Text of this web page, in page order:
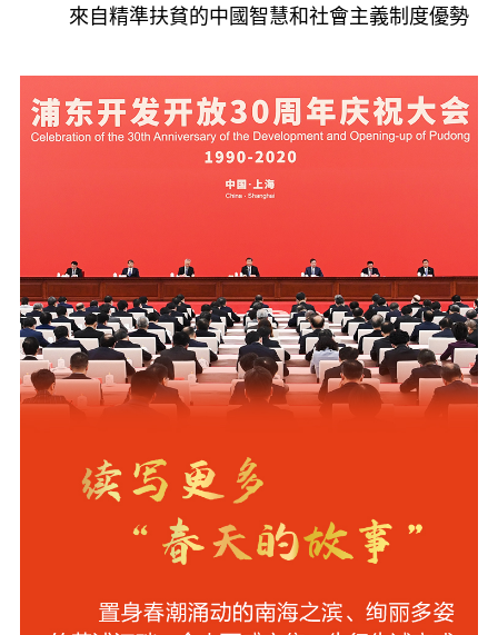
來自精準扶貧的中國智慧和社會主義制度優勢